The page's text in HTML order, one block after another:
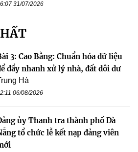
31/07/2026
3: Cao Bằng: Chuẩn hóa dữ liệu
đẩy nhanh xử lý nhà, đất dôi dư
Hà
06/08/2026
ủy Thanh tra thành phố Đà
tổ chức lễ kết nạp đảng viên